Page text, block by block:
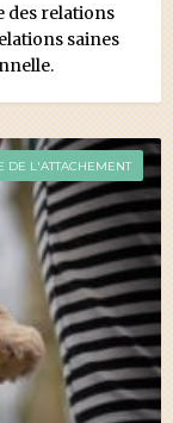
des relations
saines
DE L'ATTACHEMENT